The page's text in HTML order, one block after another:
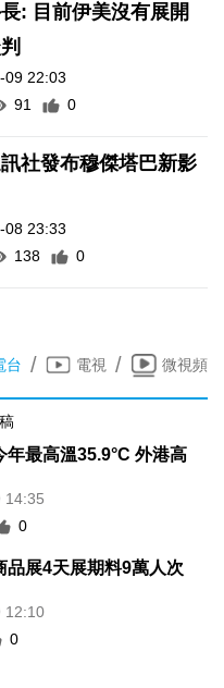
: 目前伊美沒有展開
09 22:03
91 0
社發布穆傑塔巴新影
08 23:33
138 0
台 / 電視 / 微視頻
年最高溫35.9°C 外港高
14:35
0
品展4天展期料9萬人次
12:10
0